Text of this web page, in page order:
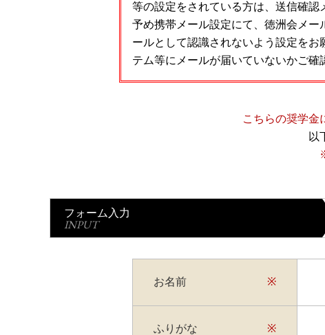
等の設定をされている方は、送信確認
予め携帯メール設定にて、徳洲会メー
ールとして認識されないよう設定を
テム等にメールが届いていないかご確
こちらの奨学金
以
フォーム入力
INPUT
お名前 ※
ふりがな ※